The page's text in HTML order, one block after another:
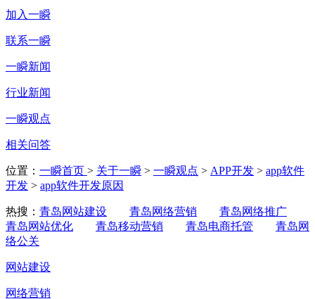
加入一瞬
联系一瞬
一瞬新闻
行业新闻
一瞬观点
相关问答
位置： 一瞬首页 > 关于一瞬 > 一瞬观点 > APP开发 > app软件
开发 > app软件开发原因
热搜： 青岛网站建设 青岛网络营销
青岛网络推广
青岛网站优化
青岛移动营销 青岛电商托管
青岛网
络公关
网站建设
网络营销